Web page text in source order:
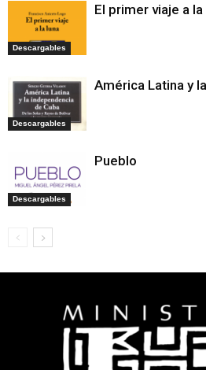
Descargables
El primer viaje a la
Descargables
América Latina y
Descargables
Pueblo